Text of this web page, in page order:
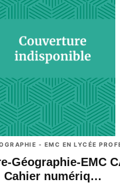
- EMC EN LYCÉE
Géographie-EMC
Cahier numériq…